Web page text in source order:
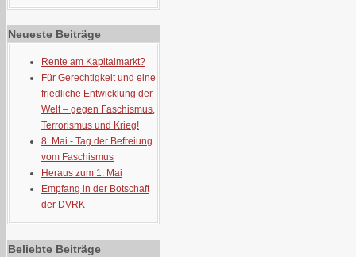
Neueste Beiträge
Rente am Kapitalmarkt?
Für Gerechtigkeit und eine
friedliche Entwicklung der
Welt – gegen Faschismus,
Terrorismus und Krieg!
8. Mai - Tag der Befreiung
vom Faschismus
Heraus zum 1. Mai
Empfang in der Botschaft
der DVRK
Beliebte Beiträge